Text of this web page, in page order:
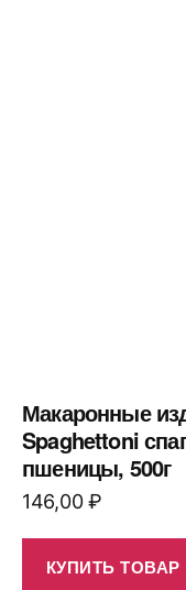
Макаронные
Spaghettoni
пшеницы, 500г
146,00₽
КУПИТЬ ТОВАР